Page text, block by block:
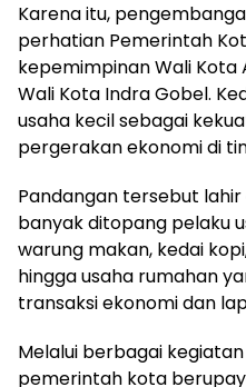
Karena itu,
perhatian Pemerintah
kepemimpinan Wali Kota
Wali Kota Indra Gobel.
usaha kecil sebagai
pergerakan ekonomi di
Pandangan tersebut
banyak ditopang pelaku
warung makan, kedai
hingga usaha rumahan
transaksi ekonomi dan
Melalui berbagai
pemerintah kota